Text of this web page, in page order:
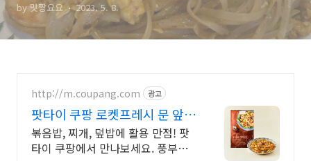
by 맛짱요요 2023. 5. 8.
http://m.coupang.com 광고
팟타이 쿠팡 로켓프레시 문 앞으
로!
볶음밥, 찌개, 덮밥에 활용 만점! 팟
타이 쿠팡에서 만나보세요. 풍부한